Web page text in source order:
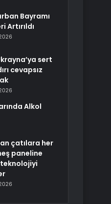
Bayramı
Artırıldı
sert
cevapsız
Alkol
çatılara her
paneline